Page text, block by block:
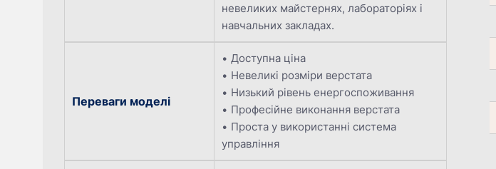
невеликих майстернях, лабораторіях і
навчальних закладах.
Переваги моделі
Доступна ціна
Невеликі розміри верстата
Низький рівень енергоспоживання
Професійне виконання верстата
Проста у використанні система
управління